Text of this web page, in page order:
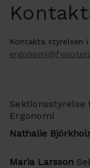
Kontakta styrelsen
Ergonomi
Nathalie
Maria Larsson